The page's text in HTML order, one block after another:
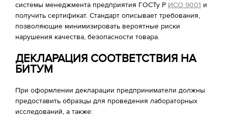
системы менеджмента предприятия ГОСТу Р ИСО 9001 и
получить сертификат. Стандарт описывает требования,
позволяющие минимизировать вероятные риски
нарушения качества, безопасности товара.
ДЕКЛАРАЦИЯ СООТВЕТСТВИЯ НА
БИТУМ
При оформлении декларации предприниматели должны
предоставить образцы для проведения лабораторных
исследований, а также: